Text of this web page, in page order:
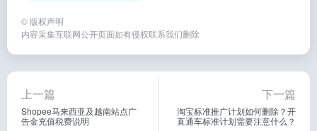
© 版权声明
内容采集互联网公开页面如有侵权联系我们删除
上一篇
Shopee马来西亚及越南站点广
告金充值税费说明
下一篇
淘宝标准推广计划如何删除？开
直通车标准计划需要注意什么？